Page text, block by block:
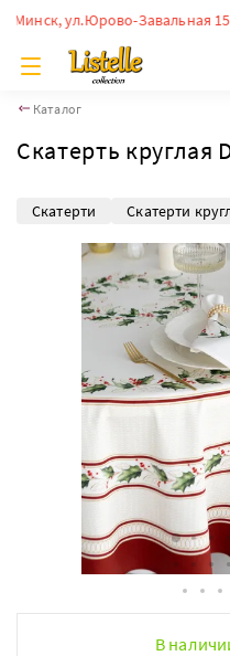
ул.Юрово-Завальная 15
Каталог
Скатерть круглая
Скатерти Скатерти
В